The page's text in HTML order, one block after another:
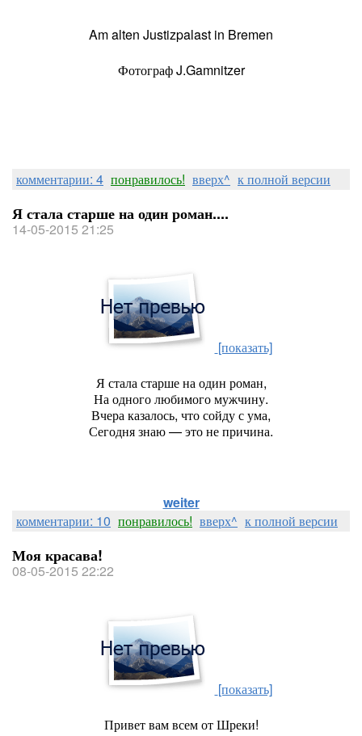
Am alten Justizpalast in Bremen
Фотограф J.Gamnitzer
комментарии: 4 понравилось! вверх^ к полной версии
Я стала старше на один роман....
14-05-2015 21:25
[показать]
Я стала старше на один роман,
На одного любимого мужчину.
Вчера казалось, что сойду с ума,
Сегодня знаю — это не причина.
weiter
комментарии: 10 понравилось! вверх^ к полной версии
Моя красава!
08-05-2015 22:22
[показать]
Привет вам всем от Шреки!